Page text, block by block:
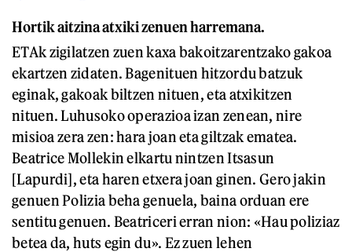
Hortik aitzina atxiki zenuen harremana.
ETAk zigilatzen zuen kaxa bakoitzarentzako gakoa
ekartzen zidaten. Bagenituen hitzordu batzuk
eginak, gakoak biltzen nituen, eta atxikitzen
nituen. Luhusoko operazioa izan zenean, nire
misioa zera zen: hara joan eta giltzak ematea.
Beatrice Mollekin elkartu nintzen Itsasun
[Lapurdi], eta haren etxera joan ginen. Gero jakin
genuen Polizia beha genuela, baina orduan ere
sentitu genuen. Beatriceri erran nion: «Hau poliziaz
betea da, huts egin du». Ez zuen lehen